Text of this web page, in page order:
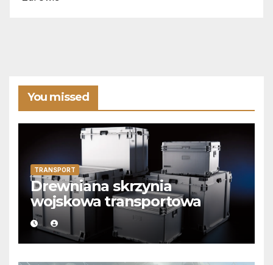
You missed
TRANSPORT
Drewniana skrzynia
wojskowa transportowa